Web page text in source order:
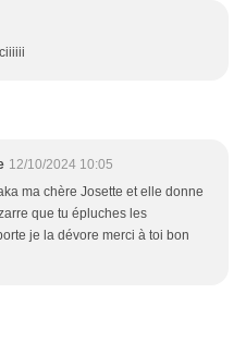
12/10/2024 10:05
ma chère Josette et elle donne
que tu épluches les
je la dévore merci à toi bon